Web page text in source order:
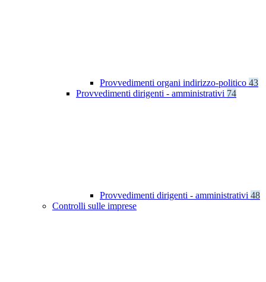
Provvedimenti organi indirizzo-politico 43
Provvedimenti dirigenti - amministrativi 74
Provvedimenti dirigenti - amministrativi 48
Controlli sulle imprese